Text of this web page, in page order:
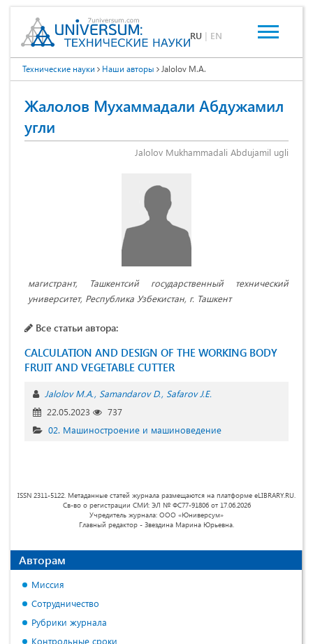
RU | EN
Технические науки Наши авторы Jalolov M.A.
Жалолов Мухаммадали Абдужамил
угли
Jalolov Mukhammadali Abdujamil ugli
магистрант, Ташкентсий государственный технический
университет, Республика Узбекистан, г. Ташкент
Все статьи автора:
CALCULATION AND DESIGN OF THE WORKING BODY
FRUIT AND VEGETABLE CUTTER
Jalolov M.A. Samandarov D. Safarov J.E.
22.05.2023
737
02. Машиностроение и машиноведение
ISSN 2311-5122. Метаданные статей журнала размещаются на платформе eLIBRARY.RU.
Св-во о регистрации СМИ: ЭЛ № ФС77-91806 от 17.06.2026
Учредитель журнала: ООО «Юниверсум»
Главный редактор - Звездина Марина Юрьевна.
Авторам
Миссия
Сотрудничество
Рубрики журнала
Контрольные сроки